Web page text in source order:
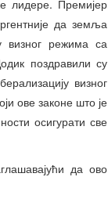
лидере. Премијер
да земља
визног режима са
поздравили су
визног
ове законе што је
осигурати све
да ово